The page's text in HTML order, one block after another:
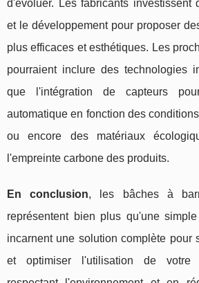
d'évoluer. Les fabricants investissent
et le développement pour proposer
plus efficaces et esthétiques. Les
pourraient inclure des technologies
que l'intégration de capteurs
automatique en fonction des
ou encore des matériaux
l'empreinte carbone des produits.
En conclusion, les bâches à
représentent bien plus qu'une
incarnent une solution complète pour
et optimiser l'utilisation de